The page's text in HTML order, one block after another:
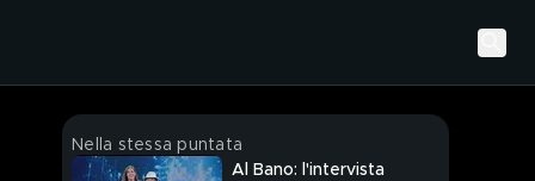
Nella stessa puntata
Al Bano: l'intervista